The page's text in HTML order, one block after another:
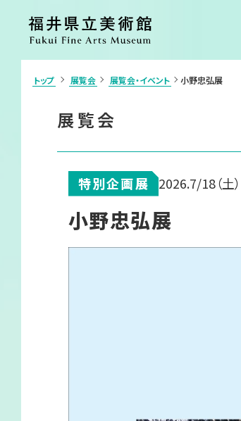
ご利用案内
団体申込・学校鑑賞会（申請書）
カフェ
コレクション
トップ 展覧会 展覧会・イベント 小野忠弘展
展覧会
特別企画展 2026.7/18（土）
小野忠弘展